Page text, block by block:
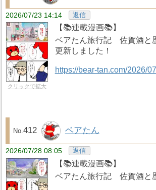
2026/07/23 14:14 返信
クリックで拡大
【📚️連載漫画📚️】
ベアたん旅行記 佐賀酒
更新しました！
https://bear-tan.com/2026/
412 ベアたん
2026/07/28 08:05 返信
【📚️連載漫画📚️】
ベアたん旅行記 佐賀酒